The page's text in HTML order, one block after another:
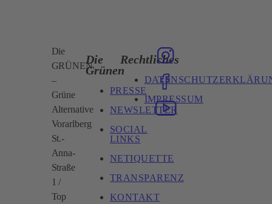
Die
GRÜNEN
–
Grüne
Alternative
Vorarlberg
St.-
Anna-
Straße
1 /
Top
Die
Grünen
PRESSE
NEWSLETTER
SOCIAL
LINKS
NETIQUETTE
TRANSPARENZ
KONTAKT
Rechtliches
IMPRESSUM